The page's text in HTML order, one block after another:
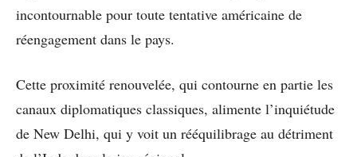
incontournable pour toute tentative américaine de
réengagement dans le pays.
Cette proximité renouvelée, qui contourne en partie les
canaux diplomatiques classiques, alimente l’inquiétude
de New Delhi, qui y voit un rééquilibrage au détriment